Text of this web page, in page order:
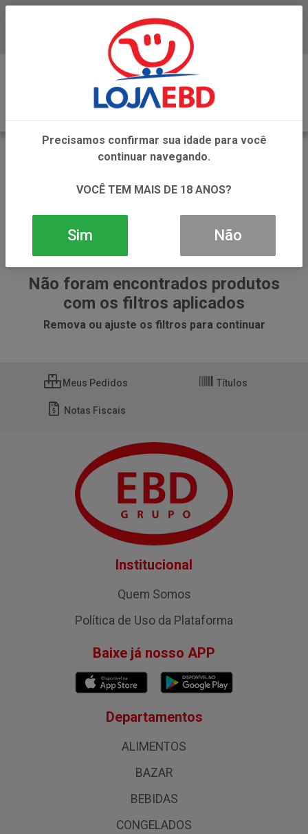
REFRIGERANTE PET
Não foram encontrados produtos
com os filtros aplicados
Remova ou ajuste os filtros para continuar
Meus Pedidos Títulos
Notas Fiscais
Institucional
Quem Somos
Política de Uso da Plataforma
Baixe já nosso APP
Departamentos
ALIMENTOS
BAZAR
BEBIDAS
CONGELADOS
Precisamos confirmar sua idade para você
continuar navegando.
VOCÊ TEM MAIS DE 18 ANOS?
Sim Não